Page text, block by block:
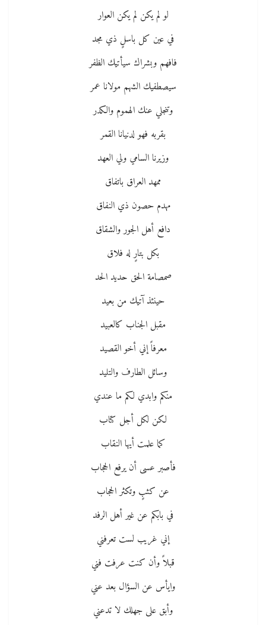
لو لم يكن لم يكن العوار
في عين كل باسلٍ ذي مجد
فافهم وبشراك سيأتيك الظفر
سيصطفيك الشهم مولانا عمر
وتنجلي عنك الهموم والكدر
بقربه فهو لدنيانا القمر
وزيرنا السامي ولي العهد
ممهد العراق باتفاق
مهدم حصون ذي النفاق
دافع أهل الجور والشقاق
بكل بتارٍ له فلاق
صمصامة الحق حديد الحد
حينئذ آتيك من بعيد
مقبل الجناب كالعبيد
معرفاً إني أخو القصيد
وسائل الطارف والتليد
منكم وابدي لكم ما عندي
لكن لكل أجل كتاب
كما علمت أيها النقاب
فأصبر عسى أن يرفع الحجاب
عن كثبٍ وتكثر الحجاب
في بابكم عن غير أهل الرفد
إني غريب لست تعرفني
قبلاً وأن كنت عرفت فني
وايأس عن السؤال بعد عني
وأبق على جهلك لا تدعني